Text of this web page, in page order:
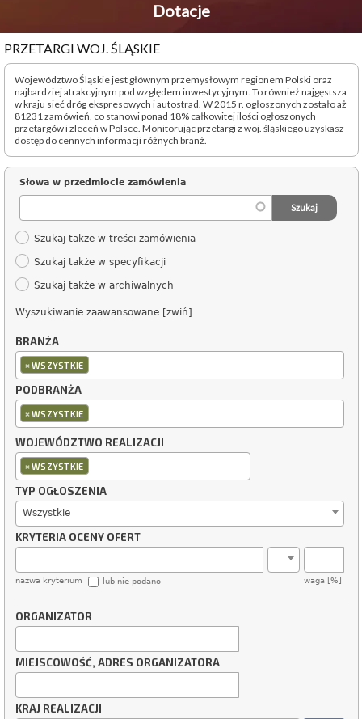
Dotacje
PRZETARGI WOJ. ŚLĄSKIE
Województwo Śląskie jest głównym przemysłowym regionem Polski oraz
najbardziej atrakcyjnym pod względem inwestycyjnym. To również najgęstsza
w kraju sieć dróg ekspresowych i autostrad. W 2015 r. ogłoszonych zostało aż
81231 zamówień, co stanowi ponad 18% całkowitej ilości ogłoszonych
przetargów i zleceń w Polsce. Monitorując przetargi z woj. śląskiego uzyskasz
dostęp do cennych informacji różnych branż.
Słowa w przedmiocie zamówienia
Szukaj także w treści zamówienia
Szukaj także w specyfikacji
Szukaj także w archiwalnych
Wyszukiwanie zaawansowane [zwiń]
BRANŻA
×WSZYSTKIE
PODBRANŻA
×WSZYSTKIE
WOJEWÓDZTWO REALIZACJI
×WSZYSTKIE
TYP OGŁOSZENIA
Wszystkie
KRYTERIA OCENY OFERT
nazwa kryterium waga [%]
lub nie podano
ORGANIZATOR
MIEJSCOWOŚĆ, ADRES ORGANIZATORA
KRAJ REALIZACJI